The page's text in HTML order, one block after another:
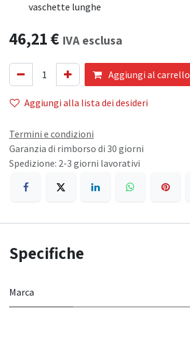
vaschette lunghe
46,21€ IVA esclusa
Aggiungi al carrello
Aggiungi alla lista dei desideri
Termini e condizioni
Garanzia di rimborso di 30 giorni
Spedizione: 2-3 giorni lavorativi
Specifiche
Marca